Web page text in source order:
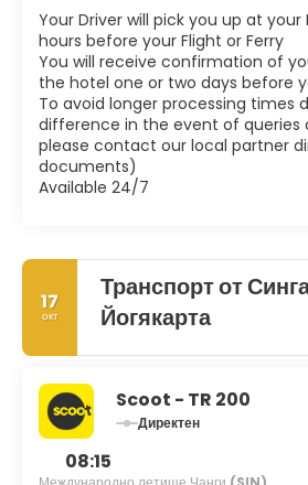
Your Driver will pick you up at
hours before your Flight or Ferry
You will receive confirmation of
the hotel one or two days before
To avoid longer processing times
difference in the event of queries
please contact our local partner
documents)
Available 24/7
17
окт
Транспорт от
Йогякарта
Scoot - TR 200
Директен
08:15